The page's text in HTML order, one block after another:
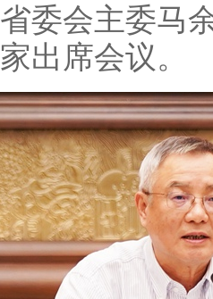
委会主委马
出席会议。